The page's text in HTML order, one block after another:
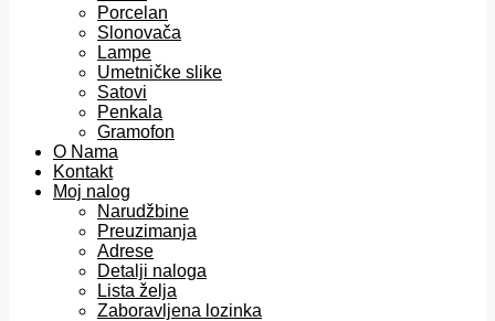
Porcelan
Slonovača
Lampe
Umetničke slike
Satovi
Penkala
Gramofon
O Nama
Kontakt
Moj nalog
Narudžbine
Preuzimanja
Adrese
Detalji naloga
Lista želja
Zaboravljena lozinka